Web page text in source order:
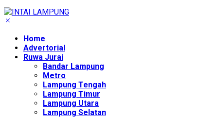
Home
Advertorial
Ruwa Jurai
Bandar Lampung
Metro
Lampung Tengah
Lampung Timur
Lampung Utara
Lampung Selatan